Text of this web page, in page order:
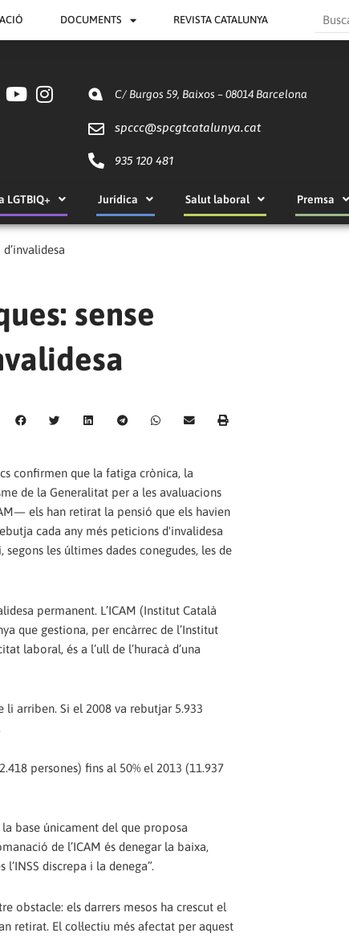
DOCUMENTS REVISTA CATALUNYA Search
C/ Burgos 59, Baixos – 08014 Barcelona
spccc@spcgtcatalunya.cat
935 120 481
LGTBIQ+ Jurídica Salut laboral Premsa
sense
confirmen que la fatiga crònica, la
de la Generalitat per a les avaluacions
els han retirat la pensió que els havien
cada any més peticions d'invalidesa
les últimes dades conegudes, les de
permanent. L’ICAM (Institut Català
que gestiona, per encàrrec de l’Institut
laboral, és a l’ull de l’huracà d’una
li arriben. Si el 2008 va rebutjar 5.933
persones) fins al 50% el 2013 (11.937
base únicament del que proposa
de l’ICAM és denegar la baixa,
discrepa i la denega”.
obstacle: els darrers mesos ha crescut el
retirat. El col·lectiu més afectat per aquest